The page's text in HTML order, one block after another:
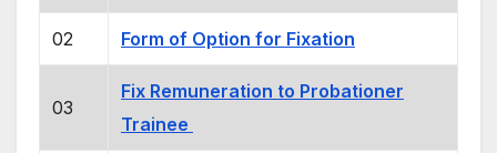
02 Form of Option for Fixation
03
Fix Remuneration to Probationer
Trainee